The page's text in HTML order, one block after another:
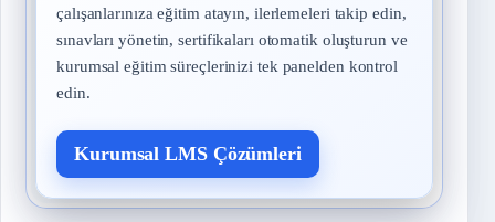
çalışanlarınıza eğitim atayın, ilerlemeleri takip edin,
sınavları yönetin, sertifikaları otomatik oluşturun ve
kurumsal eğitim süreçlerinizi tek panelden kontrol
edin.
Kurumsal LMS Çözümleri